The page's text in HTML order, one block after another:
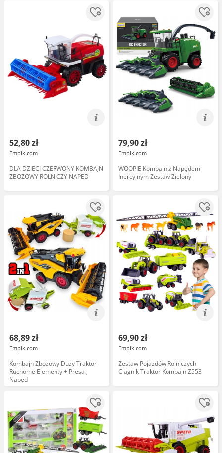
52,80 zł
Empik.com
DLA DZIECI CZERWONY KOMBAJN
ZBOŻOWY ROLNICZY NAPĘD
79,90 zł
Empik.com
WOOPIE Kombajn z Napędem
Inercyjnym Zestaw Zielony
68,89 zł
Empik.com
Kombajn Zbożowy Duży Traktor
Ruchome Elementy + Presa ,
Napęd
69,90 zł
Empik.com
Zestaw Pojazdów Rolniczych
Ciągnik Traktor Kombajn Z553